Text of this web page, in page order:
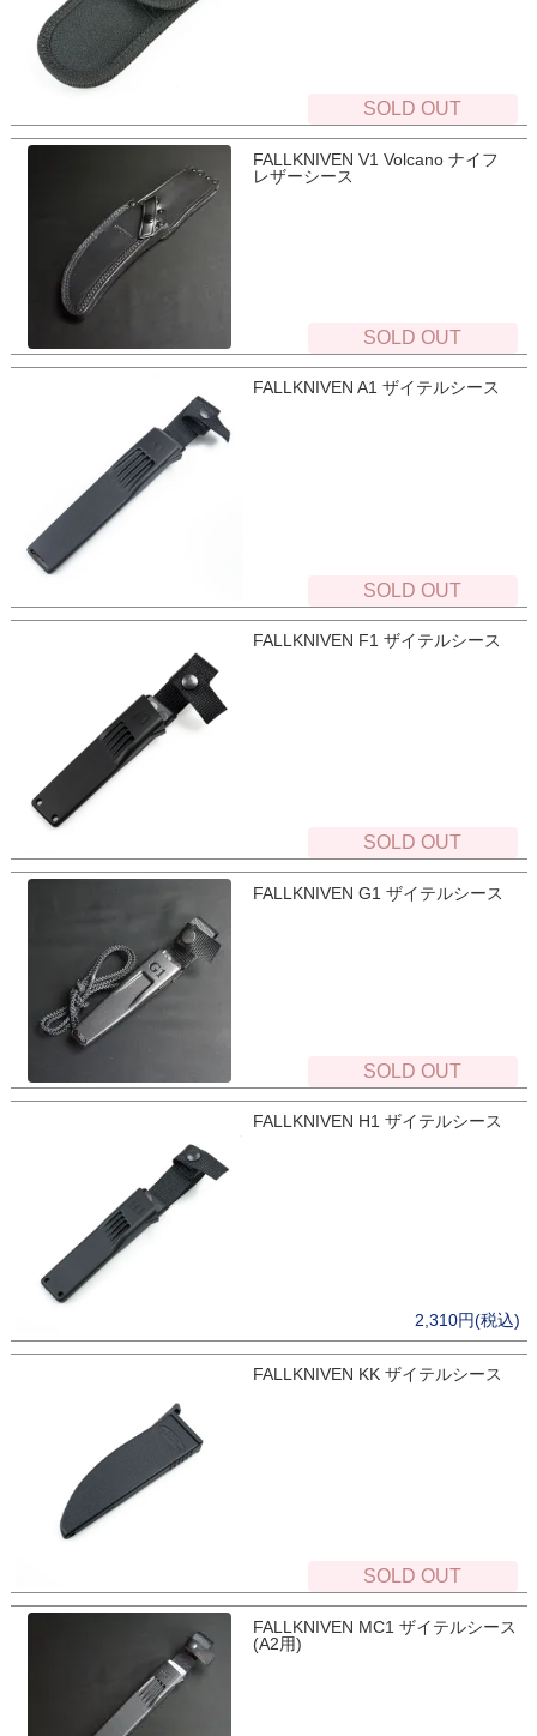
SOLD OUT
FALLKNIVEN V1 Volcano ナイフ
レザーシース
SOLD OUT
FALLKNIVEN A1 ザイテルシース
SOLD OUT
FALLKNIVEN F1 ザイテルシース
SOLD OUT
FALLKNIVEN G1 ザイテルシース
SOLD OUT
FALLKNIVEN H1 ザイテルシース
2,310円(税込)
FALLKNIVEN KK ザイテルシース
SOLD OUT
FALLKNIVEN MC1 ザイテルシース
(A2用)